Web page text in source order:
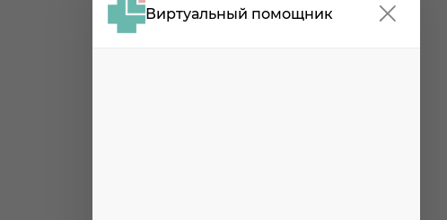
Виртуальный помощник